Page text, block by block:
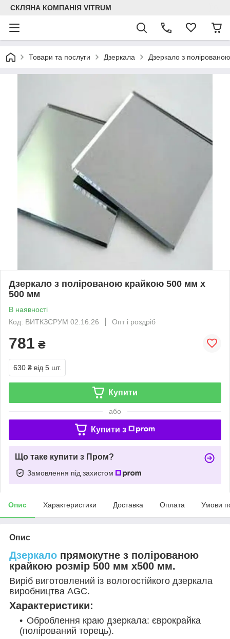
СКЛЯНА КОМПАНІЯ VITRUM
Товари та послуги Дзеркала Дзеркало з
Дзеркало з полірованою крайкою 500 мм х
500 мм
В наявності
Код: ВИТКЗСРУМ 02.16.26
Опт і роздріб
781 ₴
630 ₴ від 5 шт.
Купити
або
Купити з
Що таке купити з Пром?
Замовлення під захистом
Опис Характеристики Доставка Оплата Умови
Опис
Дзеркало прямокутне з полірованою
крайкою розмір 500 мм х500 мм.
Виріб виготовлений із вологостійкого дзеркала
виробництва AGC.
Характеристики:
Оброблення краю дзеркала: єврокрайка
(полірований торець).